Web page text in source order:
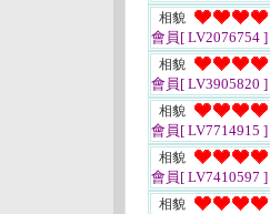
相貌
會員[ LV2076754 ]
相貌
會員[ LV3905820 ]
相貌
會員[ LV7714915 ]
相貌
會員[ LV7410597 ]
相貌